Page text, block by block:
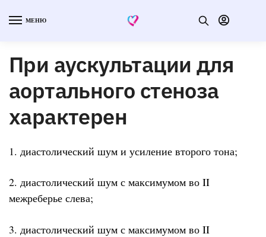
МЕНЮ
При аускультации для
аортального стеноза
характерен
1. диастолический шум и усиление второго тона;
2. диастолический шум с максимумом во II
межреберье слева;
3. диастолический шум с максимумом во II